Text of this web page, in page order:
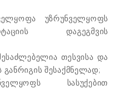
უზრუნველყოფს
დაგეგმვის
თესვისა და
განრიგის შესაქმნელად;
სასუქებით